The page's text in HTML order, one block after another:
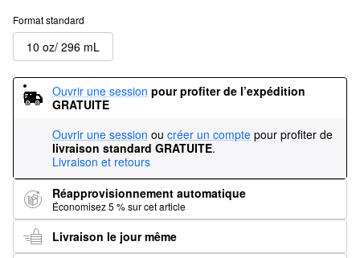
Format standard
10 oz/ 296 mL
Ouvrir une session pour profiter de l’expédition
GRATUITE
Ouvrir une session ou créer un compte pour profiter de
livraison standard GRATUITE.
Livraison et retours
Réapprovisionnement automatique
Économisez 5 % sur cet article
Livraison le jour même